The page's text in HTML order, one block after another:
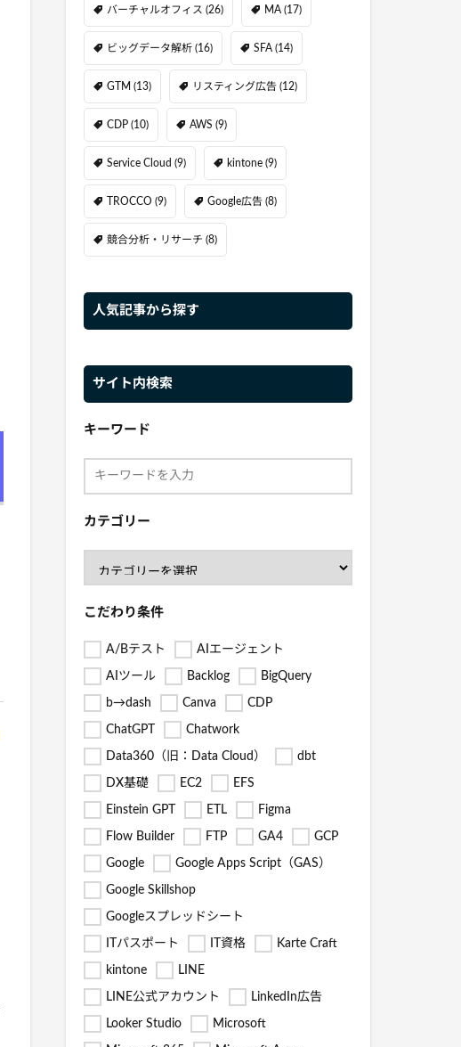
バーチャルオフィス (26) MA (17)
ビッグデータ解析 (16) SFA (14)
GTM (13) リスティング広告 (12)
CDP (10) AWS (9)
Service Cloud (9) kintone (9)
TROCCO (9) Google広告 (8)
競合分析・リサーチ (8)
人気記事から探す
サイト内検索
キーワード
カテゴリー
こだわり条件
A/Bテスト AIエージェント
AIツール Backlog BigQuery
b→dash Canva CDP
ChatGPT Chatwork
Data360（旧：Data Cloud） dbt
DX基礎 EC2 EFS
Einstein GPT ETL Figma
Flow Builder FTP GA4 GCP
Google Google Apps Script（GAS）
Google Skillshop
Googleスプレッドシート
ITパスポート IT資格 Karte Craft
kintone LINE
LINE公式アカウント LinkedIn広告
Looker Studio Microsoft